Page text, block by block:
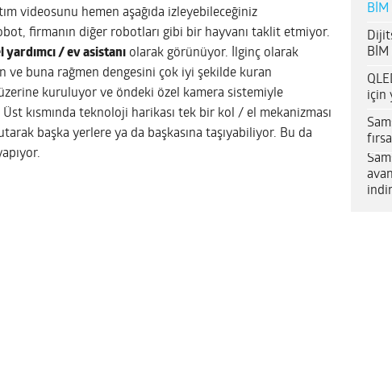
videosunu hemen aşağıda izleyebileceğiniz
firmanın diğer robotları gibi bir hayvanı taklit etmiyor.
yardımcı / ev asistanı olarak görünüyor. İlginç olarak
ve buna rağmen dengesini çok iyi şekilde kuran
kuruluyor ve öndeki özel kamera sistemiyle
kısmında teknoloji harikası tek bir kol / el mekanizması
başka yerlere ya da başkasına taşıyabiliyor. Bu da
BİM
BİM
için